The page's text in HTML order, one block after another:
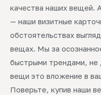
качества наших вещей.
— наши визитные
обстоятельствах
вещах. Мы за
быстрыми трендами, не
вещи это вложение в
Поверьте, купив наши